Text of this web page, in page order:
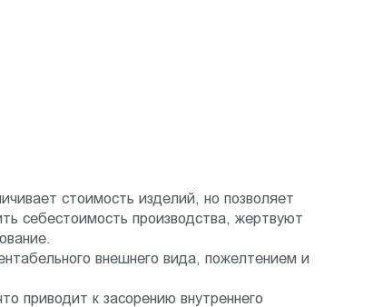
стоимость изделий, но позволяет
себестоимость производства, жертвуют
внешнего вида, пожелтением и
приводит к засорению внутреннего